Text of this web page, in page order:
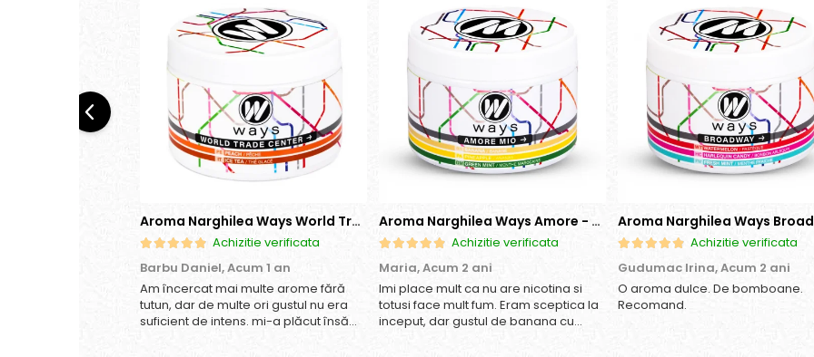
Aroma Narghilea Ways World Trade Center - Piersica cu Ice Tea, 200gr
Achizitie verificata
Barbu Daniel,Acum 1 an
Am încercat mai multe arome fără
tutun, dar de multe ori gustul nu era
suficient de intens. mi-a plăcut însă
Aroma Narghilea Ways Amore - Banana, Ananas si Menta, 200gr
Achizitie verificata
Maria,Acum 2 ani
Imi place mult ca nu are nicotina si
totusi face mult fum. Eram sceptica la
inceput, dar gustul de banana cu
Achizitie verificata
Gudumac Irina,Acum 2 ani
O aroma dulce. De bomboane.
Recomand.